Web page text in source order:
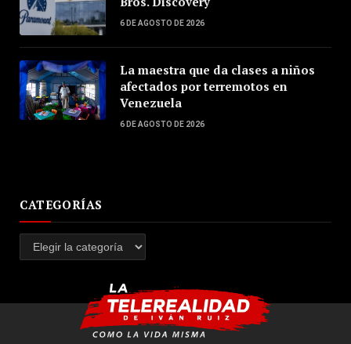
6 DE AGOSTO DE 2026
La maestra que da clases a niños
afectados por terremotos en
Venezuela
6 DE AGOSTO DE 2026
CATEGORÍAS
Categorías